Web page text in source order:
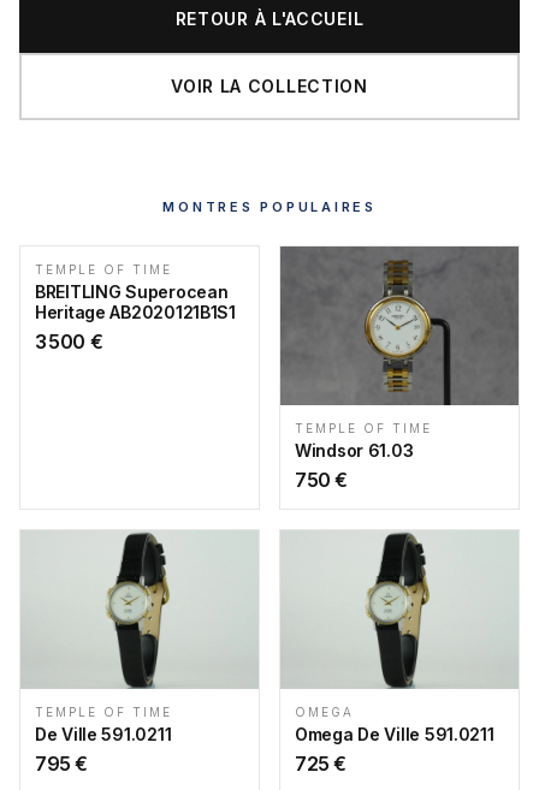
RETOUR À L'ACCUEIL
VOIR LA COLLECTION
MONTRES POPULAIRES
TEMPLE OF TIME
BREITLING Superocean
Heritage AB2020121B1S1
3 500 €
TEMPLE OF TIME
Windsor 61.03
750 €
TEMPLE OF TIME
De Ville 591.0211
795 €
OMEGA
Omega De Ville 591.0211
725 €